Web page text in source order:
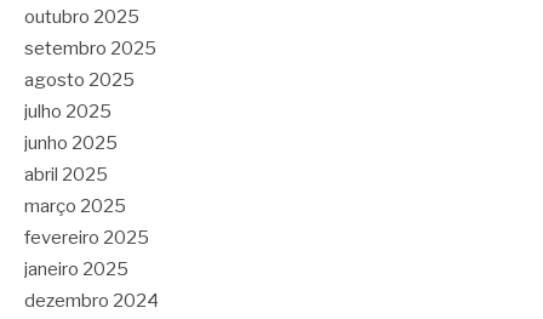
outubro 2025
setembro 2025
agosto 2025
julho 2025
junho 2025
abril 2025
março 2025
fevereiro 2025
janeiro 2025
dezembro 2024